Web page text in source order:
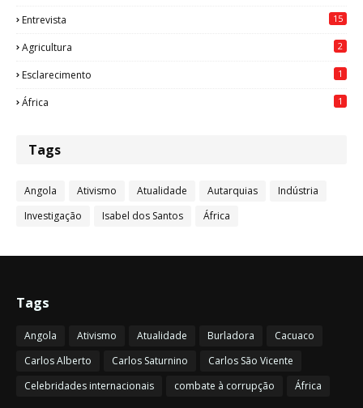
Entrevista 15
Agricultura 2
Esclarecimento 1
África 1
Tags
Angola Ativismo Atualidade Autarquias
Indústria
Investigação
Isabel dos Santos África
Tags
Angola Ativismo Atualidade Burladora
Cacuaco
Carlos Alberto
Carlos Saturnino
Carlos São Vicente
Celebridades internacionais
combate à corrupção África